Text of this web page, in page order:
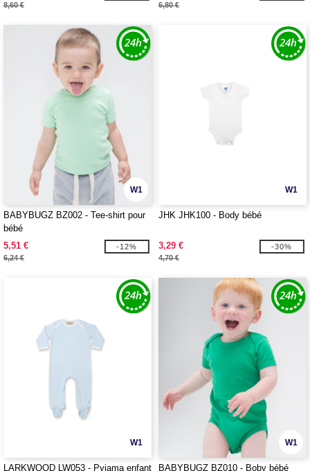
8,60 € 6,80 €
W1
BABYBUGZ BZ002 - Tee-shirt pour
bébé
5,51 €
6,24 €
-12%
W1
JHK JHK100 - Body bébé
3,29 €
4,70 €
-30%
W1
LARKWOOD LW053 - Pyjama enfant
W1
BABYBUGZ BZ010 - Boby bébé